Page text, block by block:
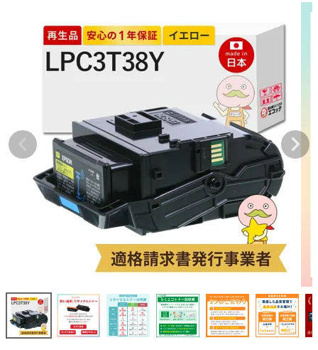
初心者用セット
キャノンインク
詰め替えインク
互換インクボトル
互換インクカートリッジ
再生インクカートリッジ
ご利用ガイド
よくある質問